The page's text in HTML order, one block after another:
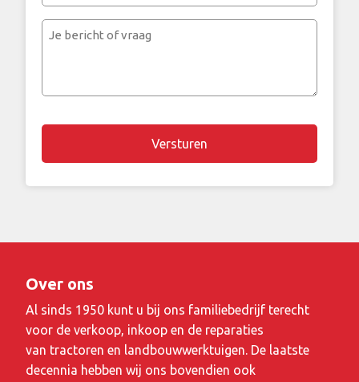
mailadres
Je
Over ons
Al sinds 1950 kunt u bij ons familiebedrijf terecht
voor de verkoop, inkoop en de reparaties
van tractoren en landbouwwerktuigen. De laatste
decennia hebben wij ons bovendien ook